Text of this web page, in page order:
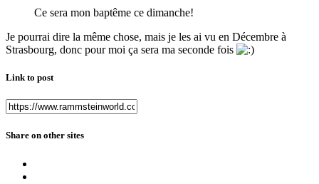
Ce sera mon baptême ce dimanche!
Je pourrai dire la même chose, mais je les ai vu en Décembre à
Strasbourg, donc pour moi ça sera ma seconde fois
Link to post
Share on other sites